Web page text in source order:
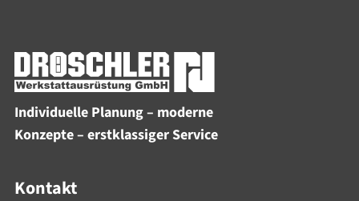
Individuelle Planung – moderne
Konzepte – erstklassiger Service
Kontakt